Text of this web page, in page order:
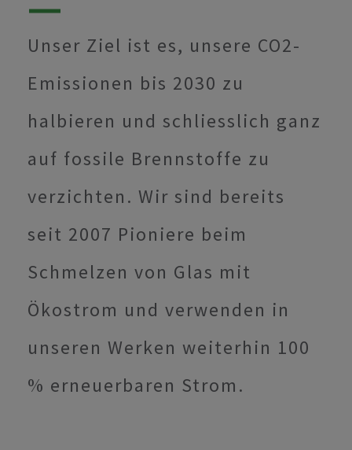
Unser Ziel ist es, unsere CO2-
Emissionen bis 2030 zu
halbieren und schliesslich ganz
auf fossile Brennstoffe zu
verzichten. Wir sind bereits
seit 2007 Pioniere beim
Schmelzen von Glas mit
Ökostrom und verwenden in
unseren Werken weiterhin 100
% erneuerbaren Strom.